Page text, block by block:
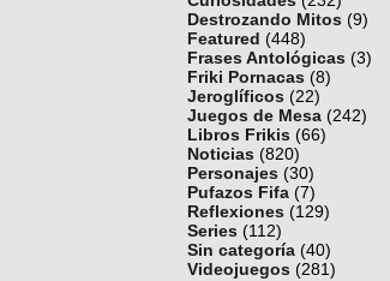
Destrozando Mitos (9)
Featured (448)
Frases Antológicas (3)
Friki Pornacas (8)
Jeroglíficos (22)
Juegos de Mesa (242)
Libros Frikis (66)
Noticias (820)
Personajes (30)
Pufazos Fifa (7)
Reflexiones (129)
Series (112)
Sin categoría (40)
Videojuegos (281)